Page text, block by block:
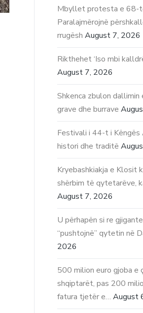
Mbyllet protesta e 68-
Paralajmërojnë
rrugësh August 7, 2026
Rikthehet ‘Iso mbi
August 7, 2026
Shkenca zbulon
grave dhe burrave
Festivali i 44-t i Këngës
histori dhe traditë
Kryebashkiakja e Klosit
shërbim të qytetarëve,
August 7, 2026
U përhapën si re
“pushtojnë” qytetin në
2026
500 milion euro gjoba e
shqiptarët, pas 200
fatura tjetër e… August